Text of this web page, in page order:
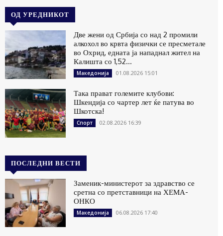
ОД УРЕДНИКОТ
Две жени од Србија со над 2 промили
алкохол во крвта физички се пресметале
во Охрид, едната ја нападнал жител на
Калишта со 1,52...
Македонија 01.08.2026 15:01
Така прават големите клубови:
Шкендија со чартер лет ќе патува во
Шкотска!
Спорт 02.08.2026 16:39
ПОСЛЕДНИ ВЕСТИ
Заменик-министерот за здравство се
сретна со претставници на ХЕМА-
ОНКО
Македонија 06.08.2026 17:40